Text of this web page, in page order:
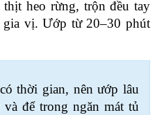
heo rừng, trộn đều tay
gia vị. Ướp từ 20–30 phút
thời gian, nên ướp lâu
để trong ngăn mát tủ